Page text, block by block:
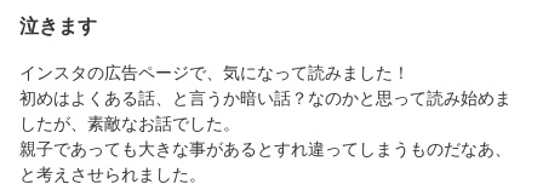
泣きます
インスタの広告ページで、気になって読みました！
初めはよくある話、と言うか暗い話？なのかと思って読み始めま
したが、素敵なお話でした。
親子であっても大きな事があるとすれ違ってしまうものだなあ、
と考えさせられました。